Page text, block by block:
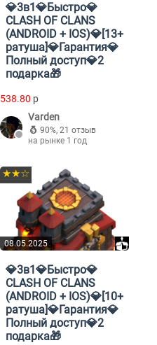
💎3в1💎Быстро💎
CLASH OF CLANS
(ANDROID + IOS)💎[13+
ратуша]💎Гарантия💎
Полный доступ💎2
подарка🎁
538.80 p
Varden
90%, 21 отзыв
на рынке 1 год
08.05.2025
★★☆
💎3в1💎Быстро💎
CLASH OF CLANS
(ANDROID + IOS)💎[10+
ратуша]💎Гарантия💎
Полный доступ💎2
подарка🎁